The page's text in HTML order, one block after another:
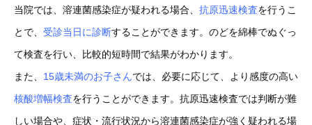
当院では、溶連菌感染症が疑われる場合、 抗原迅速検査を行うこ
とで、 受診当日に診断することができます。のどを綿棒でぬぐっ
て検査を行い、比較的短時間で結果がわかります。
また、 15歳未満のお子さんでは、必要に応じて、より感度の高い
核酸増幅検査を行うことができます。抗原迅速検査では判断が難
しい場合や、症状・流行状況から溶連菌感染症が強く疑われる場